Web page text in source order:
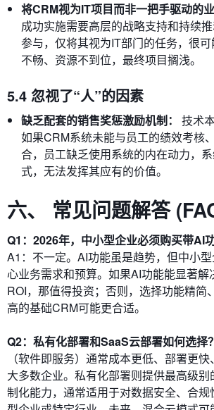
将CRM视为IT项目而非一把手驱动的业
成功实施需要高层的战略支持和持续
参与，仅将其视为IT部门的任务，很
不畅、资源不到位，最终项目搁浅。
5.4 忽视了“人”的因素
缺乏配套的销售奖惩激励机制：
技术
如果CRM系统未能与员工的绩效考核
合，员工缺乏使用系统的内在动力，
式，无法发挥其应有的价值。
六、 常见问题解答
Q1：2026年，中小型企业必须购买带AI
A1：不一定。AI功能虽是趋势，但中小
心业务需求和预算。如果AI功能能显著解
ROI，那值得投资；否则，选择功能精简
高的基础CRM可能更合适。
Q2：私有化部署和SaaS云部署如何选择？
（软件即服务）通常成本更低、部署更
大多数企业。私有化部署则提供最高级
制化能力，通常适用于对数据安全、合